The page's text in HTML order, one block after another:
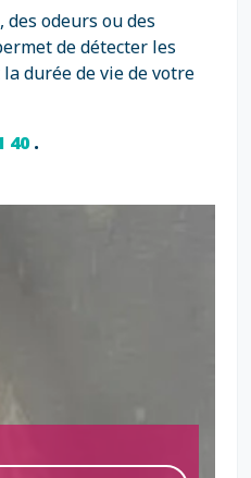
odeurs ou des
de détecter les
durée de vie de votre
40.